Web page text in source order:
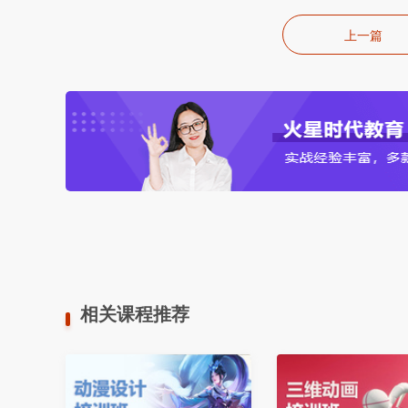
上一篇
相关课程推荐